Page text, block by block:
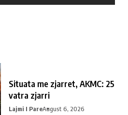
Situata me zjarret, AKMC: 25
vatra zjarri
Lajmi I PareAugust 6, 2026